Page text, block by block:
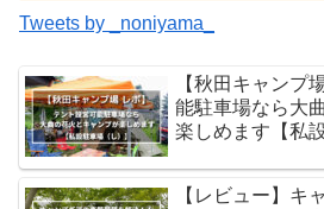
Tweets by _noniyama_
【秋田キャンプ
能駐車場なら大
楽しめます【私
【レビュー】キ